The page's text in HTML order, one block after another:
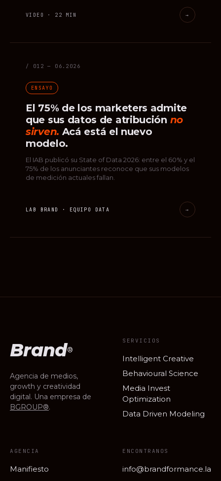
VIDEO · 22 MIN →
/ 012 — 06.2026
ENSAYO
El 75% de los marketers admite
que sus datos de atribución no
sirven. Acá está el nuevo
modelo.
El IAB publicó su State of Data 2026: entre el 60% y el
75% de los anunciantes reconoce que sus modelos
de medición actuales fallan.
LAB BRAND · EQUIPO DATA →
Brand®
Agencia de medios,
growth y creatividad
digital. Una empresa de
BGROUP®.
SERVICIOS
Intelligent Creative
Behavioural Science
Media Invest
Optimization
Data Driven Modeling
AGENCIA
Manifiesto
ENCONTRANOS
info@brandformance.la